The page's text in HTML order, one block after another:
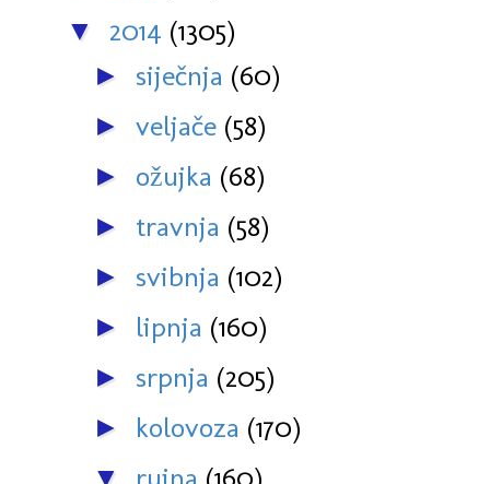
▼ 2014 (1305)
► siječnja (60)
► veljače (58)
► ožujka (68)
► travnja (58)
► svibnja (102)
► lipnja (160)
► srpnja (205)
► kolovoza (170)